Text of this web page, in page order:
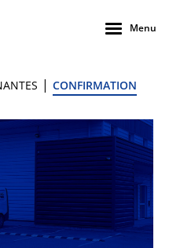
Menu
| CONFIRMATION